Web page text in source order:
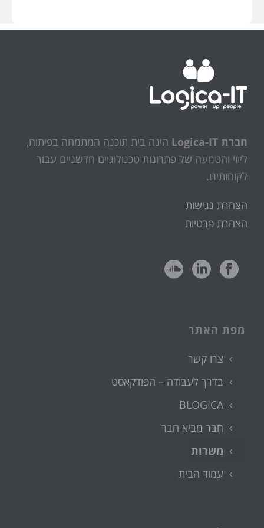
חברת Logica-IT
הינה בית תוכנה המתמחה בפיתוח,
ליווי והטמעה של פתרונות טכנולוגיים חדשניים עבור
לקוחותינו.
הצהרת נגישות
הצהרת פרטיות
מפת האתר
צרו קשר
בדרך לעבודה – הפודקאסט
BLOGICA
חבר מביא חבר
משרות
עמוד הבית